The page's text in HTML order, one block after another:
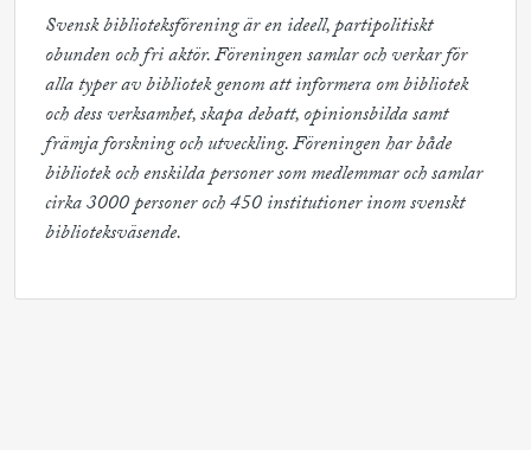
Svensk biblioteksförening är en ideell, partipolitiskt
obunden och fri aktör. Föreningen samlar och verkar för
alla typer av bibliotek genom att informera om bibliotek
och dess verksamhet, skapa debatt, opinionsbilda samt
främja forskning och utveckling. Föreningen har både
bibliotek och enskilda personer som medlemmar och samlar
cirka 3000 personer och 450 institutioner inom svenskt
biblioteksväsende.